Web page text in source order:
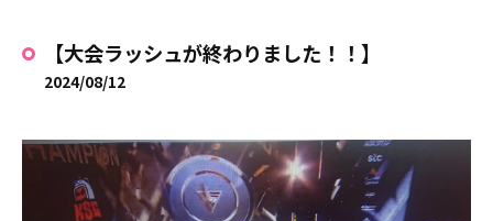
【大会ラッシュが終わりました！！】
2024/08/12